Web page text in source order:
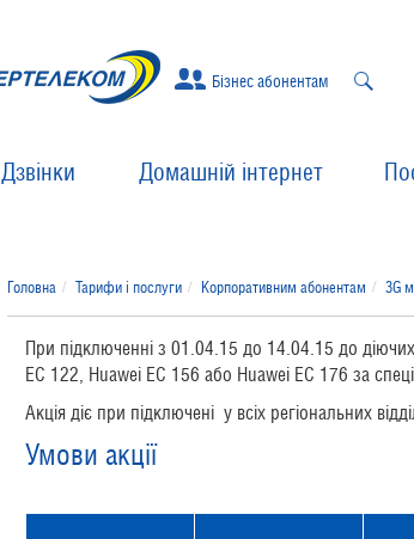
Бізнес абонентам
Дзвінки Домашній інтернет
Головна Тарифи і послуги Корпоративним абонентам 3G
При підключенні з 01.04.15 до 14.04.15 до
EС 122, Huawei EС 156 або Huawei EС 176 за
Акція діє при підключені у всіх регіональних
Умови акції